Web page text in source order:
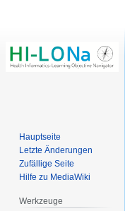
Hauptseite
Letzte Änderungen
Zufällige Seite
Hilfe zu MediaWiki
Werkzeuge